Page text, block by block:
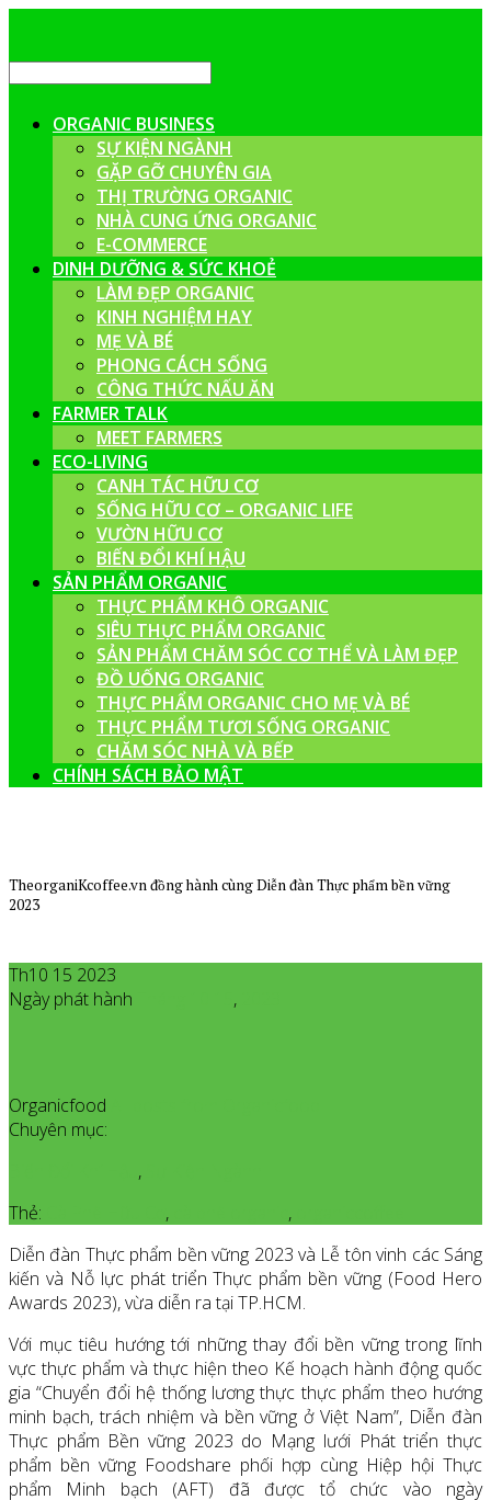
ORGANIC BUSINESS
SỰ KIỆN NGÀNH
GẶP GỠ CHUYÊN GIA
THỊ TRƯỜNG ORGANIC
NHÀ CUNG ỨNG ORGANIC
E-COMMERCE
DINH DƯỠNG & SỨC KHOẺ
LÀM ĐẸP ORGANIC
KINH NGHIỆM HAY
MẸ VÀ BÉ
PHONG CÁCH SỐNG
CÔNG THỨC NẤU ĂN
FARMER TALK
MEET FARMERS
ECO-LIVING
CANH TÁC HỮU CƠ
SỐNG HỮU CƠ – ORGANIC LIFE
VƯỜN HỮU CƠ
BIẾN ĐỔI KHÍ HẬU
SẢN PHẨM ORGANIC
THỰC PHẨM KHÔ ORGANIC
SIÊU THỰC PHẨM ORGANIC
SẢN PHẨM CHĂM SÓC CƠ THỂ VÀ LÀM ĐẸP
ĐỒ UỐNG ORGANIC
THỰC PHẨM ORGANIC CHO MẸ VÀ BÉ
THỰC PHẨM TƯƠI SỐNG ORGANIC
CHĂM SÓC NHÀ VÀ BẾP
CHÍNH SÁCH BẢO MẬT
TheorganiKcoffee.vn đồng hành cùng Diễn đàn Thực phẩm bền vững
2023
Th10 15 2023
Ngày phát hành
,
Organicfood
Chuyên mục:
,
Thẻ:
, ,
Diễn đàn Thực phẩm bền vững 2023 và Lễ tôn vinh các Sáng
kiến và Nỗ lực phát triển Thực phẩm bền vững (Food Hero
Awards 2023), vừa diễn ra tại TP.HCM.
Với mục tiêu hướng tới những thay đổi bền vững trong lĩnh
vực thực phẩm và thực hiện theo Kế hoạch hành động quốc
gia “Chuyển đổi hệ thống lương thực thực phẩm theo hướng
minh bạch, trách nhiệm và bền vững ở Việt Nam”, Diễn đàn
Thực phẩm Bền vững 2023 do Mạng lưới Phát triển thực
phẩm bền vững Foodshare phối hợp cùng Hiệp hội Thực
phẩm Minh bạch (AFT) đã được tổ chức vào ngày